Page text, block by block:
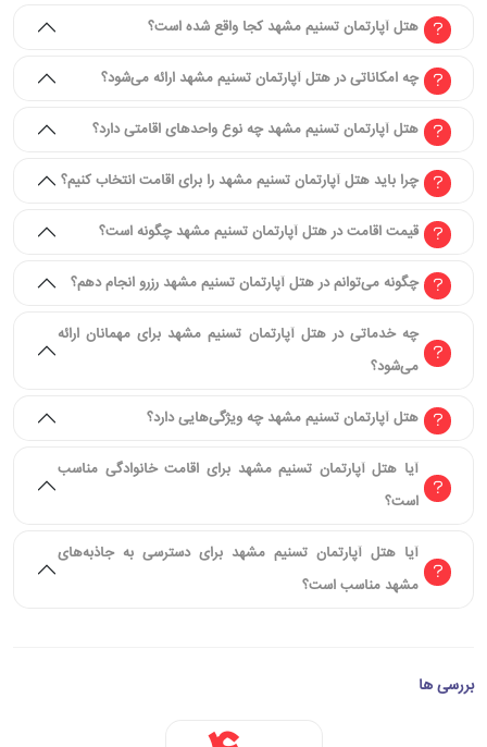
هتل آپارتمان تسنیم مشهد کجا واقع شده است؟
چه امکاناتی در هتل آپارتمان تسنیم مشهد ارائه می‌شود؟
هتل آپارتمان تسنیم مشهد چه نوع واحدهای اقامتی دارد؟
چرا باید هتل آپارتمان تسنیم مشهد را برای اقامت انتخاب کنیم؟
قیمت اقامت در هتل آپارتمان تسنیم مشهد چگونه است؟
چگونه می‌توانم در هتل آپارتمان تسنیم مشهد رزرو انجام دهم؟
چه خدماتی در هتل آپارتمان تسنیم مشهد برای مهمانان ارائه
می‌شود؟
هتل آپارتمان تسنیم مشهد چه ویژگی‌هایی دارد؟
آیا هتل آپارتمان تسنیم مشهد برای اقامت خانوادگی مناسب
است؟
آیا هتل آپارتمان تسنیم مشهد برای دسترسی به جاذبه‌های
مشهد مناسب است؟
بررسی ها